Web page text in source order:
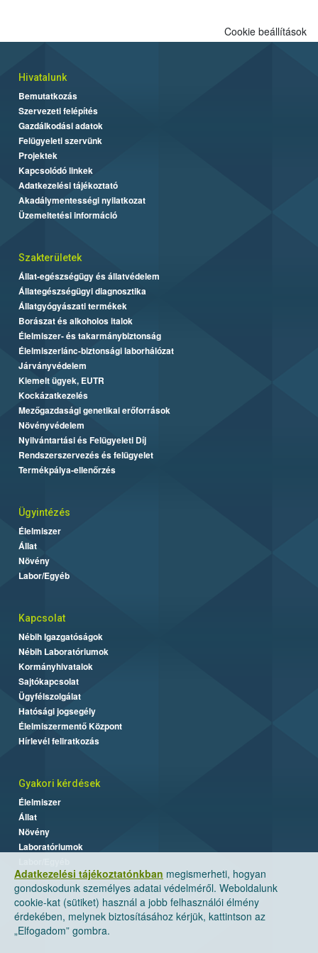
Adatkezelési tájékoztatónkban megismerheti, hogyan
gondoskodunk személyes adatai védelméről. Weboldalunk
cookie-kat (sütiket) használ a jobb felhasználói élmény
érdekében, melynek biztosításához kérjük, kattintson az
„Elfogadom” gombra.
Cookie beállítások
Hivatalunk
Bemutatkozás
Szervezeti felépítés
Gazdálkodási adatok
Felügyeleti szervünk
Projektek
Kapcsolódó linkek
Adatkezelési tájékoztató
Akadálymentességi nyilatkozat
Üzemeltetési információ
Szakterületek
Állat-egészségügy és állatvédelem
Állategészségügyi diagnosztika
Állatgyógyászati termékek
Borászat és alkoholos italok
Élelmiszer- és takarmánybiztonság
Élelmiszerlánc-biztonsági laborhálózat
Járványvédelem
Kiemelt ügyek, EUTR
Kockázatkezelés
Mezőgazdasági genetikai erőforrások
Növényvédelem
Nyilvántartási és Felügyeleti Díj
Rendszerszervezés és felügyelet
Termékpálya-ellenőrzés
Ügyintézés
Élelmiszer
Állat
Növény
Labor/Egyéb
Kapcsolat
Nébih Igazgatóságok
Nébih Laboratóriumok
Kormányhivatalok
Sajtókapcsolat
Ügyfélszolgálat
Hatósági jogsegély
Élelmiszermentő Központ
Hírlevél feliratkozás
Gyakori kérdések
Élelmiszer
Állat
Növény
Laboratóriumok